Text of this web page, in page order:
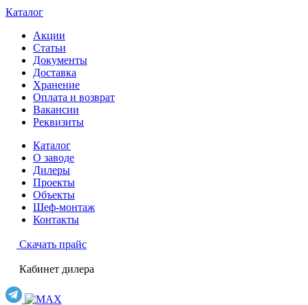
Каталог
Акции
Статьи
Документы
Доставка
Хранение
Оплата и возврат
Вакансии
Реквизиты
Каталог
О заводе
Дилеры
Проекты
Объекты
Шеф-монтаж
Контакты
Скачать прайс
Кабинет дилера